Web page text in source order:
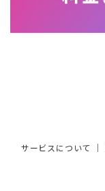
サービスについて ｜